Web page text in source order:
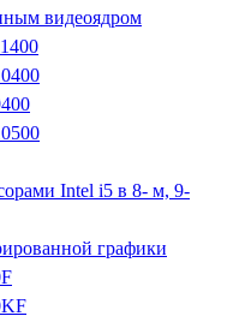
видеоядром
Intel i5 в 8- м, 9-
графики